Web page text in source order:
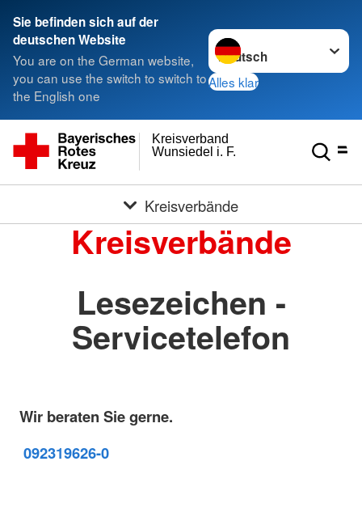
Sie befinden sich auf der
deutschen Website
You are on the German website,
you can use the switch to switch to
the English one
Sprache wechseln zu
Alles klar
Wunsiedel i. F.
Kreisverband
Kreisverbände
Kreisverbände
Lesezeichen -
Servicetelefon
Wir beraten Sie gerne.
092319626-0